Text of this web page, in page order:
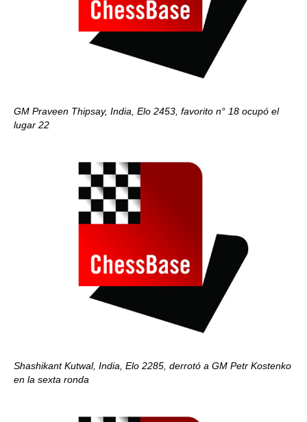
GM Praveen Thipsay, India, Elo 2453, favorito n° 18 ocupó el
lugar 22
Shashikant Kutwal, India, Elo 2285, derrotó a GM Petr Kostenko
en la sexta ronda